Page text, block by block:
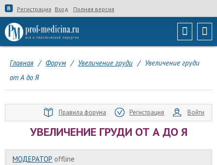
Регистрация Вход Полная версия
Главная / Форум / Увеличение груди / Увеличение груди
от А до Я
Правила форума Регистрация Войти
УВЕЛИЧЕНИЕ ГРУДИ ОТ А ДО Я
МОДЕРАТОР offline